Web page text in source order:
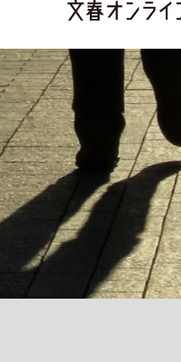
「90%は失敗
終戦から81年